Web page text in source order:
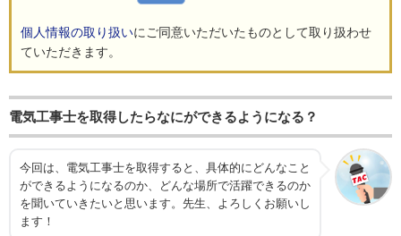
個人情報の取り扱いにご同意いただいたものとして取り扱わせ
ていただきます。
電気工事士を取得したらなにができるようになる？
今回は、電気工事士を取得すると、具体的にどんなこと
ができるようになるのか、どんな場所で活躍できるのか
を聞いていきたいと思います。先生、よろしくお願いし
ます！